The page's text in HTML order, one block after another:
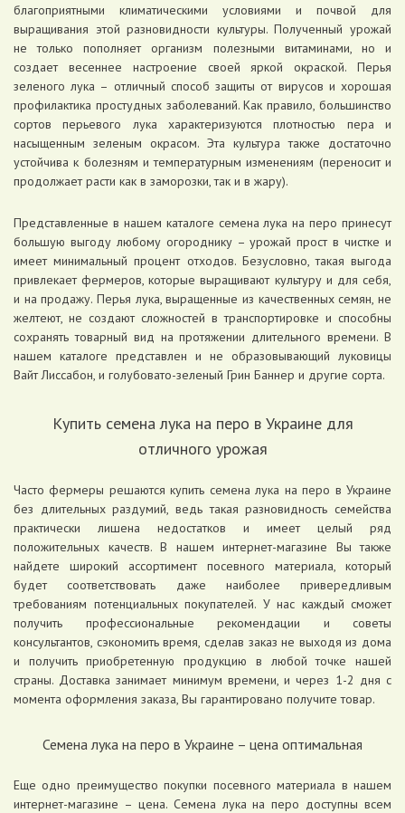
благоприятными климатическими условиями и почвой для
выращивания этой разновидности культуры. Полученный урожай
не только пополняет организм полезными витаминами, но и
создает весеннее настроение своей яркой окраской. Перья
зеленого лука – отличный способ защиты от вирусов и хорошая
профилактика простудных заболеваний. Как правило, большинство
сортов перьевого лука характеризуются плотностью пера и
насыщенным зеленым окрасом. Эта культура также достаточно
устойчива к болезням и температурным изменениям (переносит и
продолжает расти как в заморозки, так и в жару).
Представленные в нашем каталоге семена лука на перо принесут
большую выгоду любому огороднику – урожай прост в чистке и
имеет минимальный процент отходов. Безусловно, такая выгода
привлекает фермеров, которые выращивают культуру и для себя,
и на продажу. Перья лука, выращенные из качественных семян, не
желтеют, не создают сложностей в транспортировке и способны
сохранять товарный вид на протяжении длительного времени. В
нашем каталоге представлен и не образовывающий луковицы
Вайт Лиссабон, и голубовато-зеленый Грин Баннер и другие сорта.
Купить семена лука на перо в Украине для
отличного урожая
Часто фермеры решаются купить семена лука на перо в Украине
без длительных раздумий, ведь такая разновидность семейства
практически лишена недостатков и имеет целый ряд
положительных качеств. В нашем интернет-магазине Вы также
найдете широкий ассортимент посевного материала, который
будет соответствовать даже наиболее привередливым
требованиям потенциальных покупателей. У нас каждый сможет
получить профессиональные рекомендации и советы
консультантов, сэкономить время, сделав заказ не выходя из дома
и получить приобретенную продукцию в любой точке нашей
страны. Доставка занимает минимум времени, и через 1-2 дня с
момента оформления заказа, Вы гарантировано получите товар.
Семена лука на перо в Украине – цена оптимальная
Еще одно преимущество покупки посевного материала в нашем
интернет-магазине – цена. Семена лука на перо доступны всем